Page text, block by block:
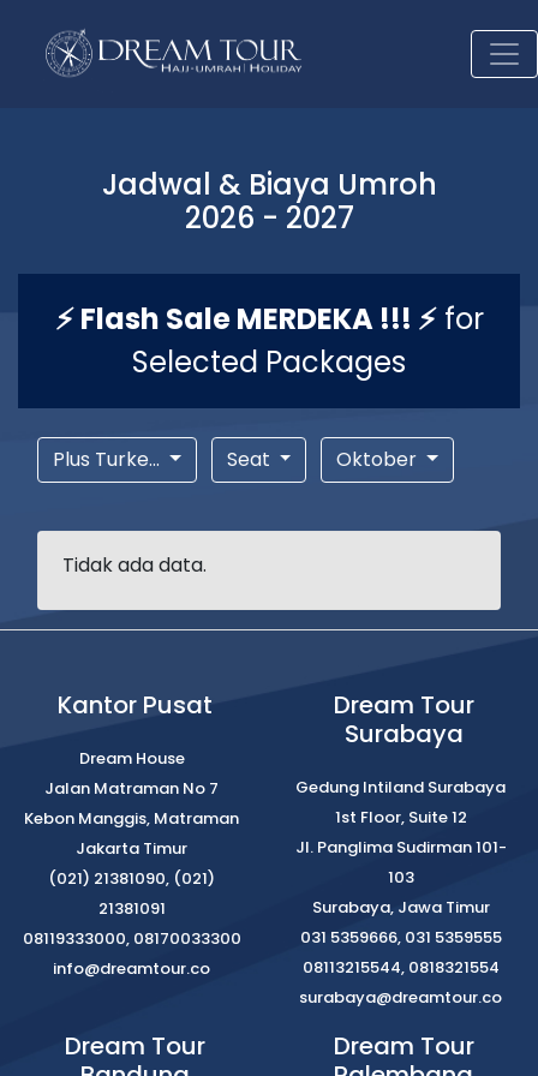
Jadwal & Biaya Umroh
2026 - 2027
⚡ Flash Sale MERDEKA !!! ⚡for
Selected Packages
Plus Turke... Seat Oktober
Tidak ada data.
Kantor Pusat
Dream House
Jalan Matraman No 7
Kebon Manggis, Matraman
Jakarta Timur
(021) 21381090, (021)
21381091
08119333000, 08170033300
info@dreamtour.co
Dream Tour
Surabaya
Gedung Intiland Surabaya
1st Floor, Suite 12
Jl. Panglima Sudirman 101-
103
Surabaya, Jawa Timur
031 5359666, 031 5359555
08113215544, 0818321554
surabaya@dreamtour.co
Dream Tour
Dream Tour